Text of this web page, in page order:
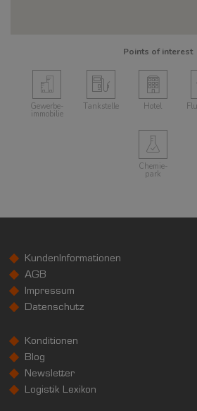
Points of interest
Gewerbe­
immobilie
Tankstelle Hotel
Chemie­
park
KundenInformationen
AGB
Impressum
Datenschutz
Konditionen
Blog
Newsletter
Logistik Lexikon